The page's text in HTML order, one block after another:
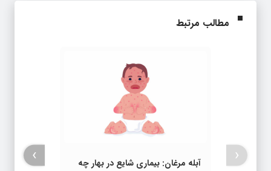
مطالب مرتبط
آبله مرغان: بیماری شایع در بهار چه
‹
›